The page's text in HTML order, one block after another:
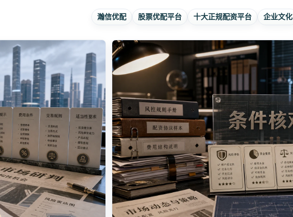
瀚信优配 股票优配平台 十大正规配资平台 企业文化